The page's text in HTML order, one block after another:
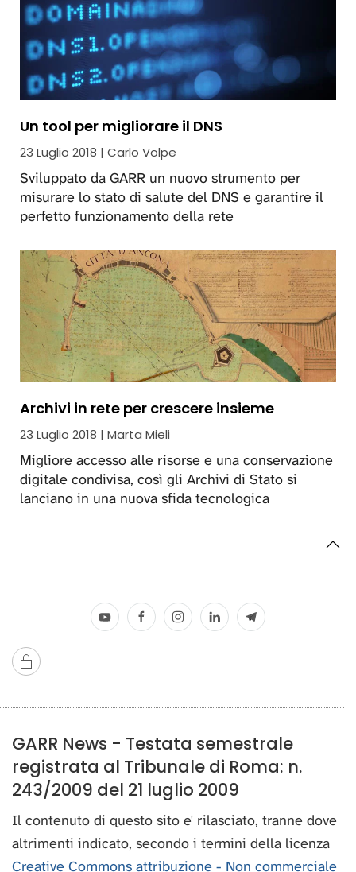
Un tool per migliorare il DNS
23 Luglio 2018 | Carlo Volpe
Sviluppato da GARR un nuovo strumento per
misurare lo stato di salute del DNS e garantire il
perfetto funzionamento della rete
Archivi in rete per crescere insieme
23 Luglio 2018 | Marta Mieli
Migliore accesso alle risorse e una conservazione
digitale condivisa, così gli Archivi di Stato si
lanciano in una nuova sfida tecnologica
GARR News - Testata semestrale
registrata al Tribunale di Roma: n.
243/2009 del 21 luglio 2009
Il contenuto di questo sito e' rilasciato, tranne dove
altrimenti indicato, secondo i termini della licenza
Creative Commons attribuzione - Non commerciale